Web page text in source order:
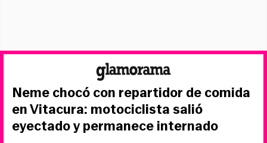
Neme chocó con repartidor de comida
en Vitacura: motociclista salió
eyectado y permanece internado